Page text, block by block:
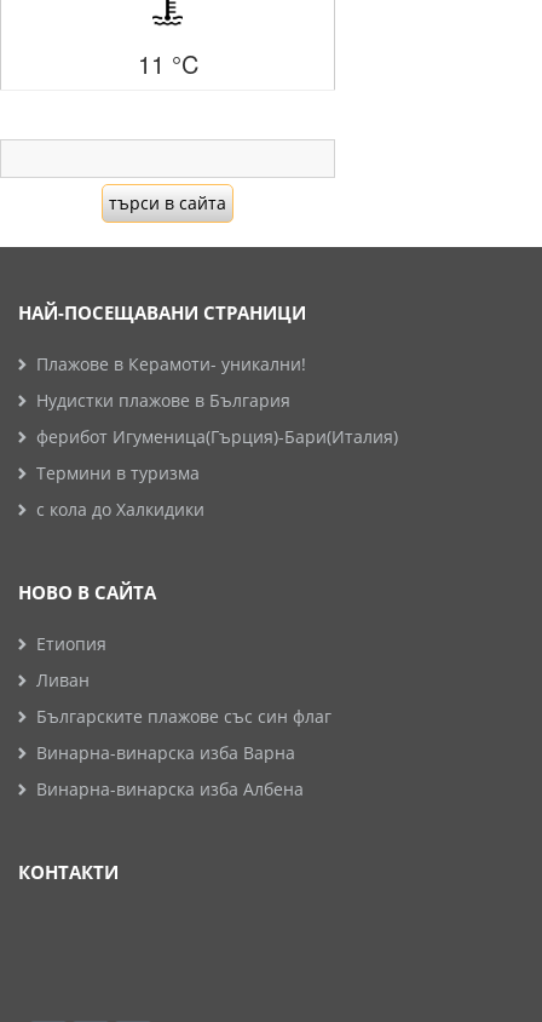
11 °C
НАЙ-ПОСЕЩАВАНИ СТРАНИЦИ
Плажове в Керамоти- уникални!
Нудистки плажове в България
ферибот Игуменица(Гърция)-Бари(Италия)
Термини в туризма
с кола до Халкидики
НОВО В САЙТА
Етиопия
Ливан
Българските плажове със син флаг
Винарна-винарска изба Варна
Винарна-винарска изба Албена
КОНТАКТИ